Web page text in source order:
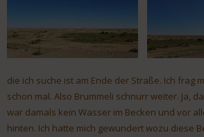
die ich suche ist am Ende der Straße. Ich frag
schon mal. Also Brummeli schnurr weiter. Ja,
war damals kein Wasser im Becken und vor
hinten. Ich hatte mich gewundert wozu diese